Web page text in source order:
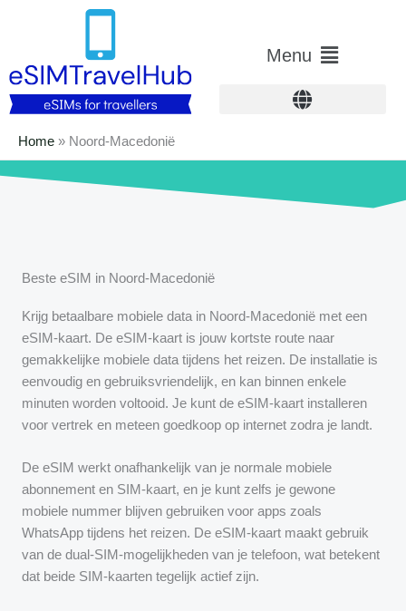
Hoofdmenu
Menu
Home » Noord-Macedonië
Beste eSIM in Noord-Macedonië
Krijg betaalbare mobiele data in Noord-Macedonië met een
eSIM-kaart. De eSIM-kaart is jouw kortste route naar
gemakkelijke mobiele data tijdens het reizen. De installatie is
eenvoudig en gebruiksvriendelijk, en kan binnen enkele
minuten worden voltooid. Je kunt de eSIM-kaart installeren
voor vertrek en meteen goedkoop op internet zodra je landt.
De eSIM werkt onafhankelijk van je normale mobiele
abonnement en SIM-kaart, en je kunt zelfs je gewone
mobiele nummer blijven gebruiken voor apps zoals
WhatsApp tijdens het reizen. De eSIM-kaart maakt gebruik
van de dual-SIM-mogelijkheden van je telefoon, wat betekent
dat beide SIM-kaarten tegelijk actief zijn.